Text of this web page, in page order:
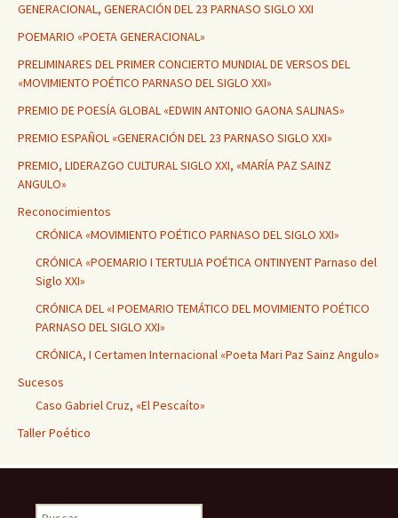
GENERACIONAL, GENERACIÓN DEL 23 PARNASO SIGLO XXI
POEMARIO «POETA GENERACIONAL»
PRELIMINARES DEL PRIMER CONCIERTO MUNDIAL DE VERSOS DEL
«MOVIMIENTO POÉTICO PARNASO DEL SIGLO XXI»
PREMIO DE POESÍA GLOBAL «EDWIN ANTONIO GAONA SALINAS»
PREMIO ESPAÑOL «GENERACIÓN DEL 23 PARNASO SIGLO XXI»
PREMIO, LIDERAZGO CULTURAL SIGLO XXI, «MARÍA PAZ SAINZ
ANGULO»
Reconocimientos
CRÓNICA «MOVIMIENTO POÉTICO PARNASO DEL SIGLO XXI»
CRÓNICA «POEMARIO I TERTULIA POÉTICA ONTINYENT Parnaso del
Siglo XXI»
CRÓNICA DEL «I POEMARIO TEMÁTICO DEL MOVIMIENTO POÉTICO
PARNASO DEL SIGLO XXI»
CRÓNICA, I Certamen Internacional «Poeta Mari Paz Sainz Angulo»
Sucesos
Caso Gabriel Cruz, «El Pescaíto»
Taller Poético
Buscar: